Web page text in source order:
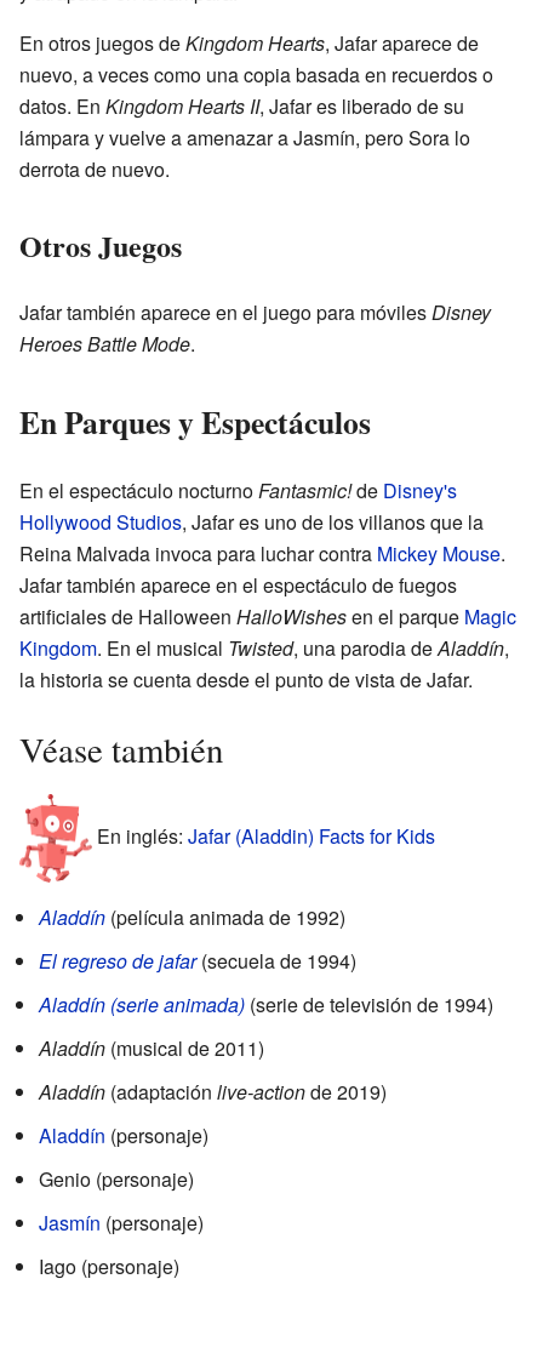
En otros juegos deKingdom Hearts, Jafar aparece de
nuevo, a veces como una copia basada en recuerdos o
datos. En Kingdom Hearts II, Jafar es liberado de su
lámpara y vuelve a amenazar a Jasmín, pero Sora lo
derrota de nuevo.
Otros Juegos
Jafar también aparece en el juego para móvilesDisney
Heroes Battle Mode.
En Parques y Espectáculos
En el espectáculo nocturnoFantasmic!de Disney's
Hollywood Studios, Jafar es uno de los villanos que la
Reina Malvada invoca para luchar contra Mickey Mouse.
Jafar también aparece en el espectáculo de fuegos
artificiales de Halloween HalloWishesen el parque Magic
Kingdom. En el musical Twisted, una parodia deAladdín,
la historia se cuenta desde el punto de vista de Jafar.
Véase también
En inglés: Jafar (Aladdin) Facts for Kids
Aladdín (película animada de 1992)
El regreso de jafar(secuela de 1994)
Aladdín (serie animada) (serie de televisión de 1994)
Aladdín (musical de 2011)
Aladdín (adaptación live-actionde 2019)
Aladdín (personaje)
Genio (personaje)
Jasmín (personaje)
Iago (personaje)